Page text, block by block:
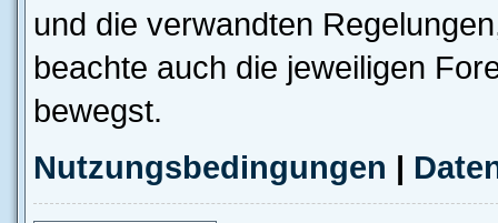
und die verwandten
beachte auch die jeweiligen
bewegst.
Nutzungsbedingungen |